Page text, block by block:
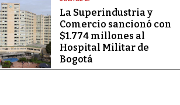
La Superindustria y
Comercio sancionó con
$1.774 millones al
Hospital Militar de
Bogotá